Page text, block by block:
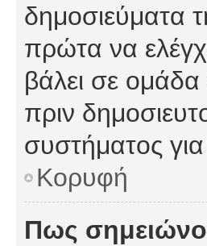
δημοσιεύματα
πρώτα να
βάλει σε
πριν
συστήματος
Κορυφή
Πως